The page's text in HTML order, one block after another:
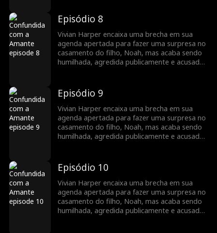
família Harper se vê à beira do colapso. Em
um mundo onde manter as aparências é
essencial, um único erro pode destruir tudo…
e revelar mentiras guardadas por muito
tempo.
Episódio 8
Vivian Harper encaixa uma brecha em sua
agenda apertada para fazer uma surpresa no
casamento do filho, Noah, mas acaba sendo
humilhada, agredida publicamente e acusada
família Harper se vê à beira do colapso. Em
um mundo onde manter as aparências é
essencial, um único erro pode destruir tudo…
e revelar mentiras guardadas por muito
tempo.
Episódio 9
Vivian Harper encaixa uma brecha em sua
agenda apertada para fazer uma surpresa no
casamento do filho, Noah, mas acaba sendo
humilhada, agredida publicamente e acusada
família Harper se vê à beira do colapso. Em
um mundo onde manter as aparências é
essencial, um único erro pode destruir tudo…
e revelar mentiras guardadas por muito
tempo.
Episódio 10
Vivian Harper encaixa uma brecha em sua
agenda apertada para fazer uma surpresa no
casamento do filho, Noah, mas acaba sendo
humilhada, agredida publicamente e acusada